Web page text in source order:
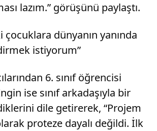
lazım.” görüşünü paylaştı.
çocuklara dünyanın yanında
istiyorum”
6. sınıf öğrencisi
ise sınıf arkadaşıyla bir
dile getirerek, “Projem
proteze dayalı değildi. İlk